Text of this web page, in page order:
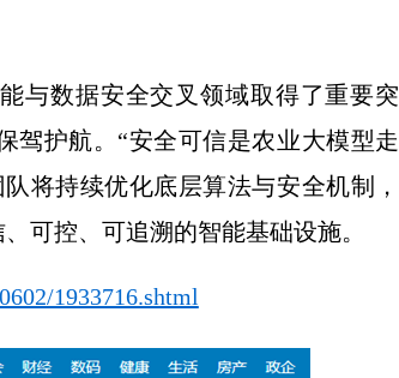
与数据安全交叉领域取得了重要突
驾护航。“安全可信是农业大模型走
将持续优化底层算法与安全机制，
可控、可追溯的智能基础设施。
1933716.shtml